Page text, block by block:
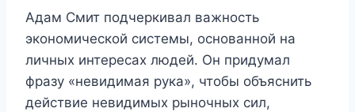
Адам Смит подчеркивал важность
экономической системы, основанной на
личных интересах людей. Он придумал
фразу «невидимая рука», чтобы объяснить
действие невидимых рыночных сил,